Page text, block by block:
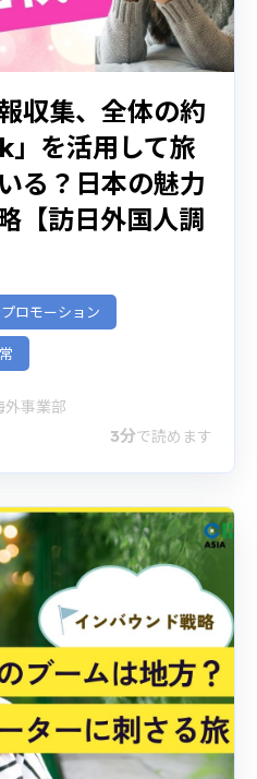
収集、全体の約
を活用して旅
る？日本の魅力
【訪日外国人調
ロモーション
外事業部
3分で読めます